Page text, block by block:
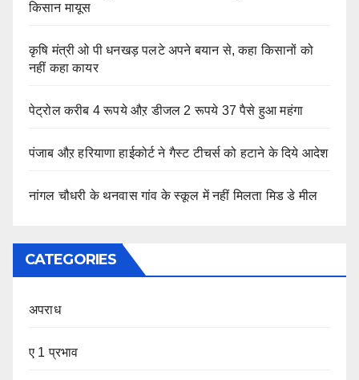
किसान मायूस
कृषि मंत्री ओ पी धनखड़ पलटे अपने बयान से, कहा किसानों को
नहीं कहा कायर
पेट्रोल करीब 4 रूपये औऱ डीजल 2 रूपये 37 पैसे हुआ महंगा
पंजाब औऱ हरियाणा हाईकोर्ट ने गैस्ट टीचर्स को हटाने के दिये आदेश
नांगल चौधरी के थनवास गांव के स्कूल में नहीं मिलता मिड डे मील
CATEGORIES
अपराध
ए 1 प्रभाव